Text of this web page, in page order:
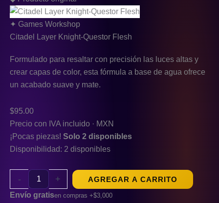
✦ Games Workshop
Citadel Layer Knight-Questor Flesh
Formulado para resaltar con precisión las luces altas y
crear capas de color, esta fórmula a base de agua ofrece
un acabado suave y mate.
$95.00
Precio con IVA incluido · MXN
¡Pocas piezas! Solo 2 disponibles
Disponibilidad: 2 disponibles
- +
AGREGAR A CARRITO
Envío gratisen compras +$3,000